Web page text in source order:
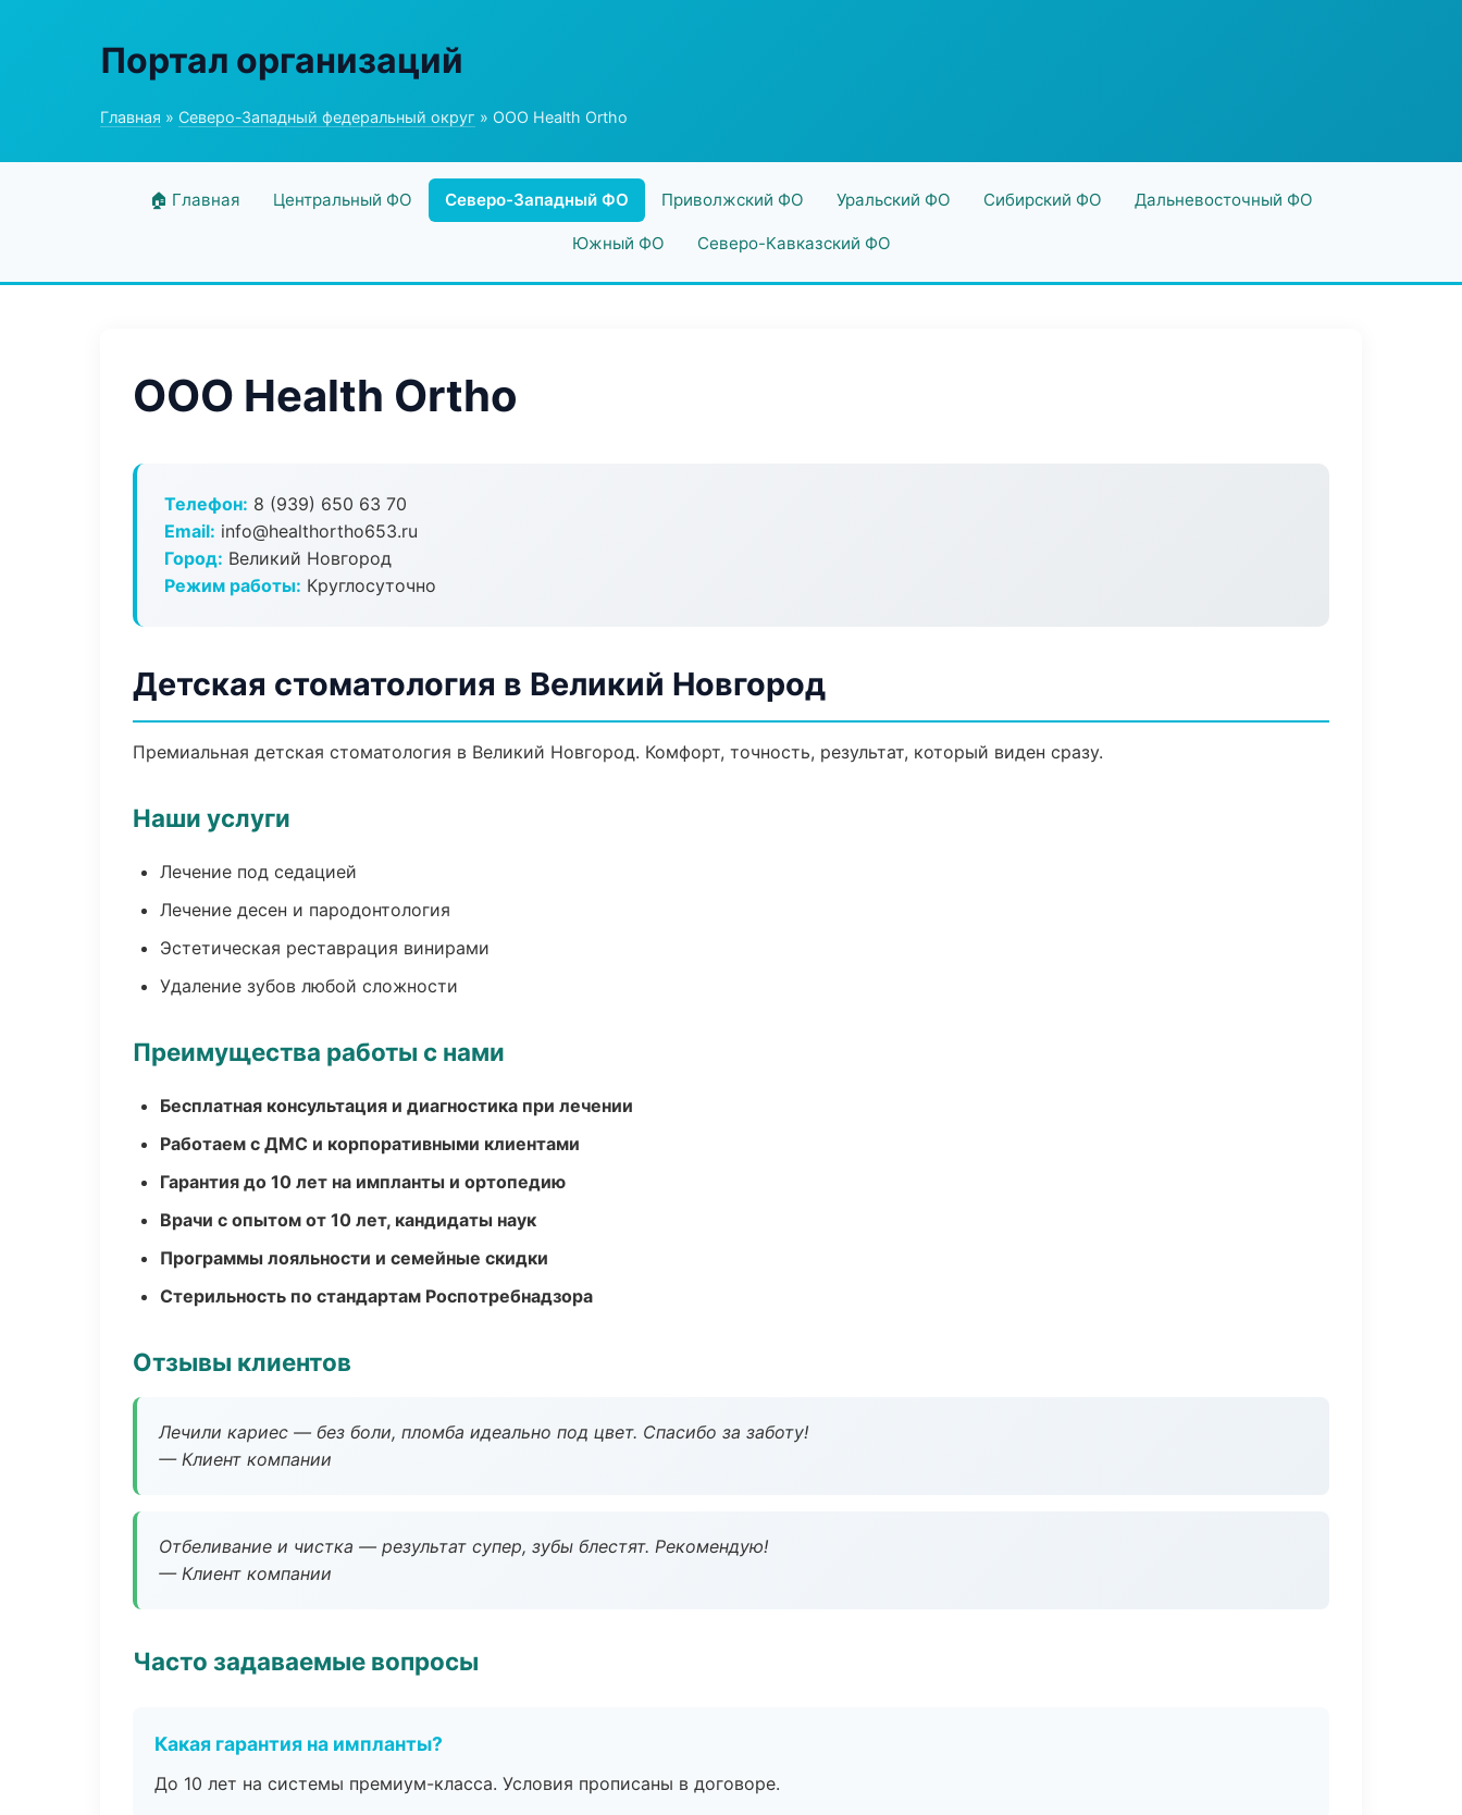
Портал организаций
Главная » Северо-Западный федеральный округ » ООО Health Ortho
🏠 Главная Центральный ФО Северо-Западный ФО Приволжский ФО Уральский ФО Сибирский ФО Дальневосточный ФО
Южный ФО Северо-Кавказский ФО
ООО Health Ortho
Телефон: 8 (939) 650 63 70
Email: info@healthortho653.ru
Город: Великий Новгород
Режим работы: Круглосуточно
Детская стоматология в Великий Новгород
Премиальная детская стоматология в Великий Новгород. Комфорт, точность, результат, который виден сразу.
Наши услуги
Лечение под седацией
Лечение десен и пародонтология
Эстетическая реставрация винирами
Удаление зубов любой сложности
Преимущества работы с нами
Бесплатная консультация и диагностика при лечении
Работаем с ДМС и корпоративными клиентами
Гарантия до 10 лет на импланты и ортопедию
Врачи с опытом от 10 лет, кандидаты наук
Программы лояльности и семейные скидки
Стерильность по стандартам Роспотребнадзора
Отзывы клиентов
Лечили кариес — без боли, пломба идеально под цвет. Спасибо за заботу!
— Клиент компании
Отбеливание и чистка — результат супер, зубы блестят. Рекомендую!
— Клиент компании
Часто задаваемые вопросы
Какая гарантия на импланты?
До 10 лет на системы премиум-класса. Условия прописаны в договоре.